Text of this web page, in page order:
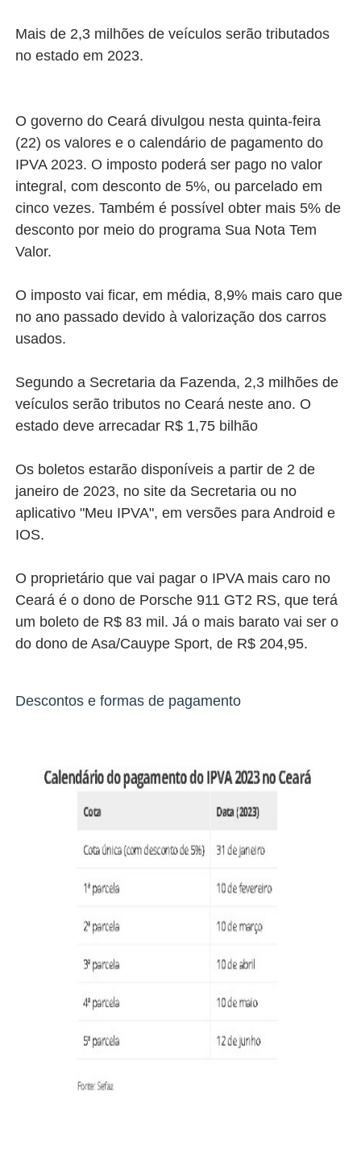
Mais de 2,3 milhões de veículos serão tributados
no estado em 2023.
O governo do Ceará divulgou nesta quinta-feira
(22) os valores e o calendário de pagamento do
IPVA 2023. O imposto poderá ser pago no valor
integral, com desconto de 5%, ou parcelado em
cinco vezes. Também é possível obter mais 5% de
desconto por meio do programa Sua Nota Tem
Valor.
O imposto vai ficar, em média, 8,9% mais caro que
no ano passado devido à valorização dos carros
usados.
Segundo a Secretaria da Fazenda, 2,3 milhões de
veículos serão tributos no Ceará neste ano. O
estado deve arrecadar R$ 1,75 bilhão
Os boletos estarão disponíveis a partir de 2 de
janeiro de 2023, no site da Secretaria ou no
aplicativo "Meu IPVA", em versões para Android e
IOS.
O proprietário que vai pagar o IPVA mais caro no
Ceará é o dono de Porsche 911 GT2 RS, que terá
um boleto de R$ 83 mil. Já o mais barato vai ser o
do dono de Asa/Cauype Sport, de R$ 204,95.
Descontos e formas de pagamento